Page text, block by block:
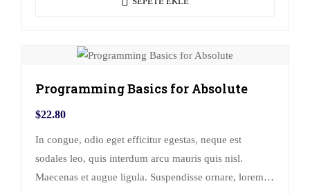
Programming Basics for Absolute
$22.80
In congue, odio eget efficitur egestas, neque est
sodales leo, quis interdum arcu mauris quis nisl.
Maecenas et augue ligula. Suspendisse ornare, lorem